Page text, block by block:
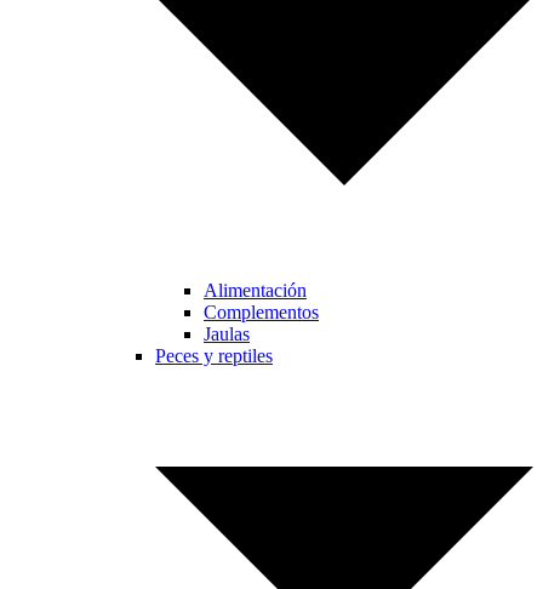
Alimentación
Complementos
Jaulas
Peces y reptiles